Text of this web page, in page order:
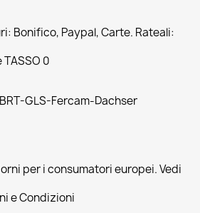
Bonifico, Paypal, Carte. Rateali:
0
GLS-Fercam-Dachser
per i consumatori europei. Vedi
e Condizioni